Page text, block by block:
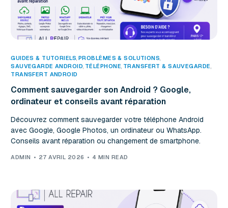
GUIDES & TUTORIELS ,PROBLÈMES & SOLUTIONS
SAUVEGARDE ANDROID TÉLÉPHONE TRANSFERT & SAUVEGARDE
TRANSFERT ANDROID
Comment sauvegarder son Android ? Google,
ordinateur et conseils avant réparation
Découvrez comment sauvegarder votre téléphone Android
avec Google, Google Photos, un ordinateur ou WhatsApp.
Conseils avant réparation ou changement de smartphone.
ADMIN 27 AVRIL 2026 4 MIN READ